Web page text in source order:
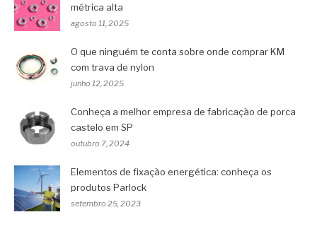
métrica alta
agosto 11, 2025
O que ninguém te conta sobre onde comprar KM
com trava de nylon
junho 12, 2025
Conheça a melhor empresa de fabricação de porca
castelo em SP
outubro 7, 2024
Elementos de fixação energética: conheça os
produtos Parlock
setembro 25, 2023